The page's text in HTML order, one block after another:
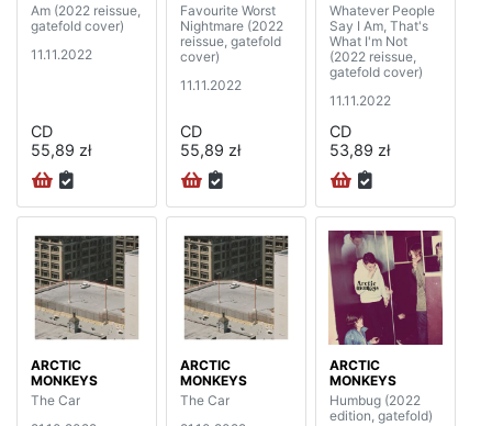
Am (2022 reissue,
gatefold cover)
11.11.2022
CD
55,89 zł
Favourite Worst
Nightmare (2022
reissue, gatefold
cover)
11.11.2022
CD
55,89 zł
Whatever People
Say I Am, That's
What I'm Not
(2022 reissue,
gatefold cover)
11.11.2022
CD
53,89 zł
ARCTIC
MONKEYS
The Car
ARCTIC
MONKEYS
The Car
ARCTIC
MONKEYS
Humbug (2022
edition, gatefold)